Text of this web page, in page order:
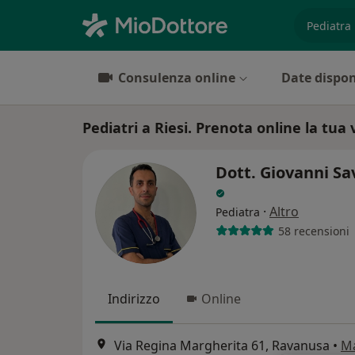
Consulenza online Date
Pediatri a Riesi. Prenota online la tua
Dott. Giovanni
Pediatra · Altro
58 recensioni
Indirizzo Online
Via Regina Margherita 61, Ravanusa •